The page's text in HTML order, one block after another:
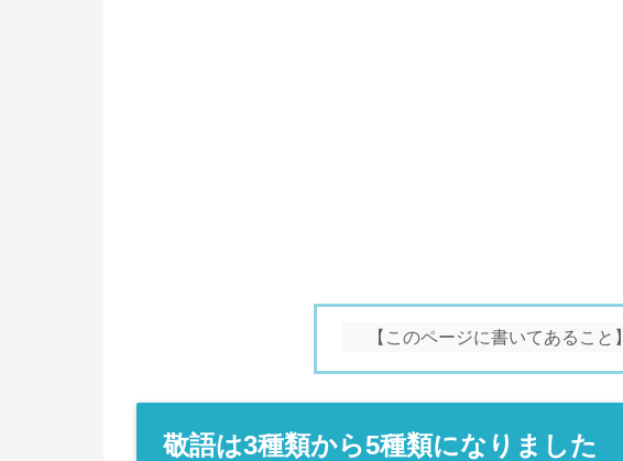
【このページに書いてあること】
敬語は3種類から5種類になりました